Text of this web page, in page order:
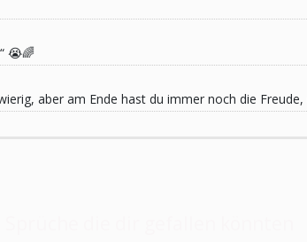
😭🌈
aber am Ende hast du immer noch die Freude,